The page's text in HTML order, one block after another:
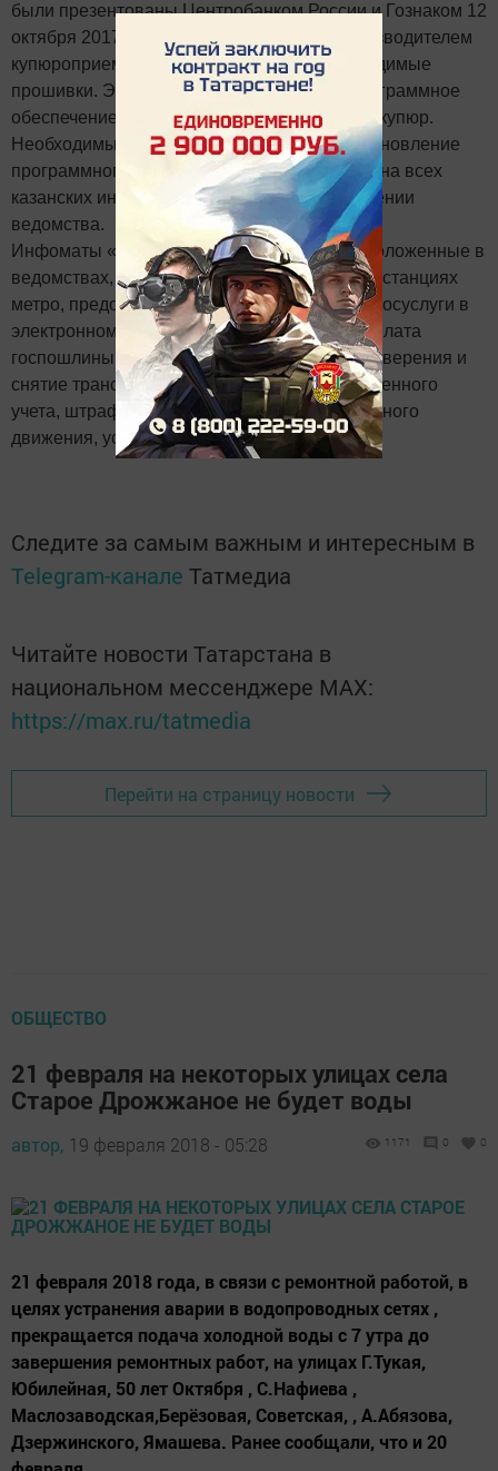
были презентованы Центробанком России и Гознаком 12
октября 2017 года. В середине января производителем
купюроприемников были выпущены необходимые
прошивки. Это позволило адаптировать программное
обеспечение инфоматов для приема новых купюр.
Необходимые доработки, тестирование и обновление
программного обеспечения уже завершены на всех
казанских инфоматах», - говорится в сообщении
ведомства.
Инфоматы «Электронный Татарстан», расположенные в
ведомствах, крупных торговых центрах и на станциях
метро, предоставляют жителям республики госуслуги в
электронном виде. Здесь же принимается оплата
госпошлины за замену водительского удостоверения и
снятие транспортного средства с государственного
учета, штрафов за нарушения правил дорожного
движения, услуг ЖКХ и многое другое.
Следите за самым важным и интересным в
Telegram-канале Татмедиа
Читайте новости Татарстана в
национальном мессенджере MАХ:
https://max.ru/tatmedia
Перейти на страницу новости
ОБЩЕСТВО
21 февраля на некоторых улицах села
Старое Дрожжаное не будет воды
автор, 19 февраля 2018 - 05:28 1171 0 0
21 февраля 2018 года, в связи с ремонтной работой, в
целях устранения аварии в водопроводных сетях ,
прекращается подача холодной воды с 7 утра до
завершения ремонтных работ, на улицах Г.Тукая,
Юбилейная, 50 лет Октября , С.Нафиева ,
Маслозаводская,Берёзовая, Советская, , А.Абязова,
Дзержинского, Ямашева. Ранее сообщали, что и 20